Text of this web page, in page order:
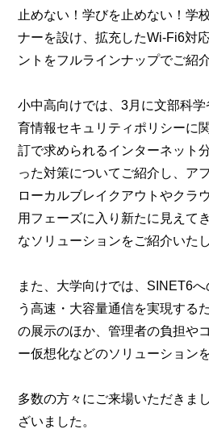
止めない！学びを止めない！学
ナーを設け、拡充したWi-Fi6対
ントをフルラインナップでご紹
小中高向けでは、3月に文部科
育情報セキュリティポリシーに
訂で求められるインターネット
った対策についてご紹介し、ア
ローカルブレイクアウトやクラ
用フェーズに入り新たに見えて
なソリューションをご紹介いた
また、大学向けでは、SINET6
う高速・大容量通信を実現する
の展示のほか、管理者の負担や
ー仮想化などのソリューション
多数の方々にご来場いただきま
ざいました。